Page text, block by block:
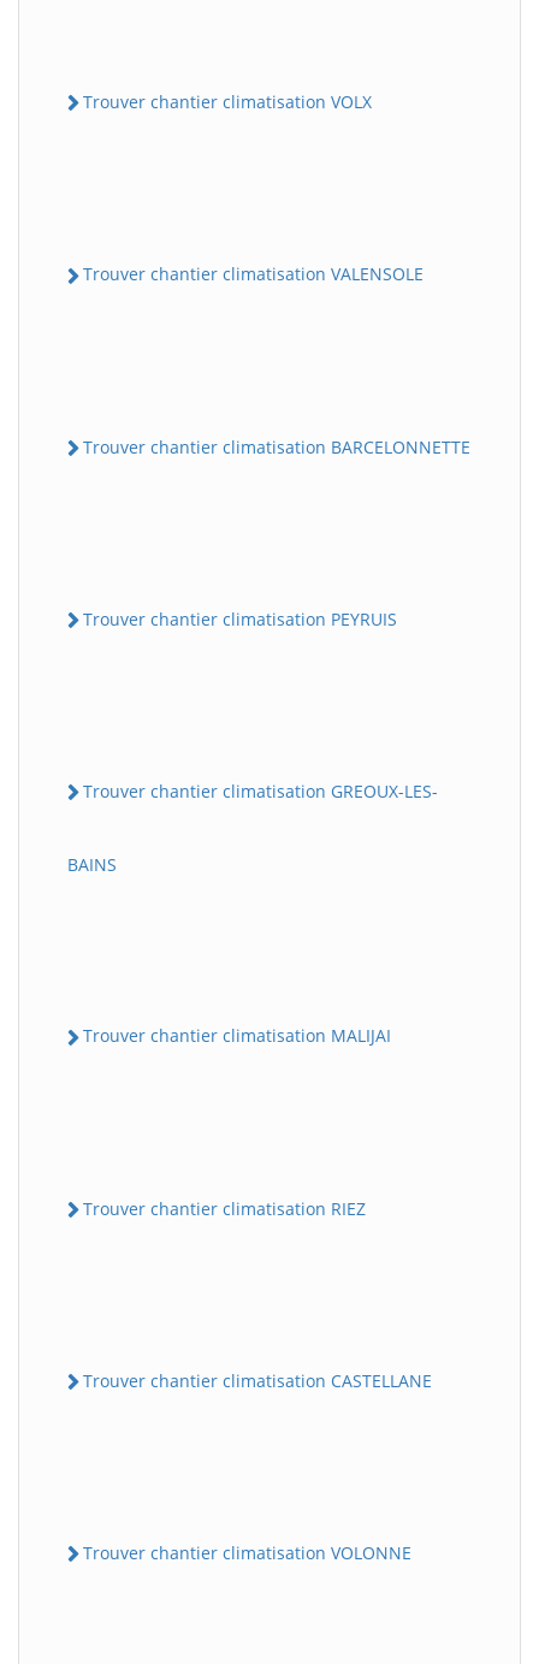
Trouver chantier climatisation VOLX
Trouver chantier climatisation VALENSOLE
Trouver chantier climatisation BARCELONNETTE
Trouver chantier climatisation PEYRUIS
Trouver chantier climatisation GREOUX-LES-
BAINS
Trouver chantier climatisation MALIJAI
Trouver chantier climatisation RIEZ
Trouver chantier climatisation CASTELLANE
Trouver chantier climatisation VOLONNE